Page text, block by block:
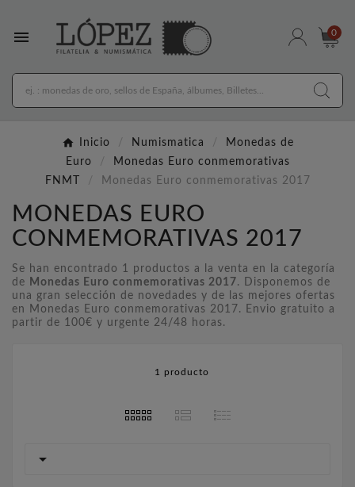
 0
Inicio Numismatica
Monedas de
Euro
Monedas Euro conmemorativas
FNMT
Monedas Euro conmemorativas 2017
MONEDAS EURO
CONMEMORATIVAS 2017
Se han encontrado 1 productos a la venta en la categoría
de
Monedas Euro conmemorativas 2017 . Disponemos de
una gran selección de novedades y de las mejores ofertas
en Monedas Euro conmemorativas 2017. Envio gratuito a
partir de 100€ y urgente 24/48 horas.
1 producto
